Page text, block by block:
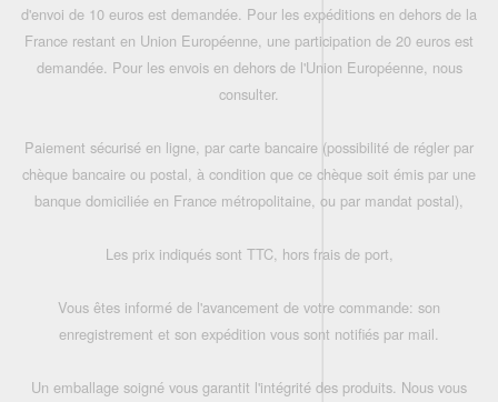
d'envoi de 10 euros est demandée. Pour les expéditions en dehors de la
France restant en Union Européenne, une participation de 20 euros est
demandée. Pour les envois en dehors de l'Union Européenne, nous
consulter.
Paiement sécurisé en ligne, par carte bancaire (possibilité de régler par
chèque bancaire ou postal, à condition que ce chèque soit émis par une
banque domiciliée en France métropolitaine, ou par mandat postal),
Les prix indiqués sont TTC, hors frais de port,
Vous êtes informé de l'avancement de votre commande: son
enregistrement et son expédition vous sont notifiés par mail.
Un emballage soigné vous garantit l'intégrité des produits. Nous vous